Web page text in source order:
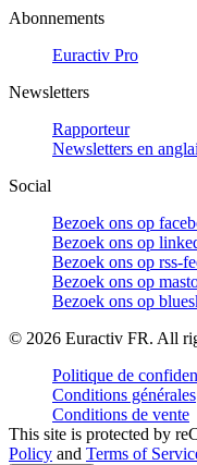
Abonnements
Euractiv Pro
Newsletters
Rapporteur
Newsletters en
Social
Bezoek ons op
Bezoek ons op
Bezoek ons op rss-
Bezoek ons op
Bezoek ons op
© 2026 Euractiv FR. All
Politique de
Conditions générales
Conditions de vente
This site is protected by
Policy and Terms of